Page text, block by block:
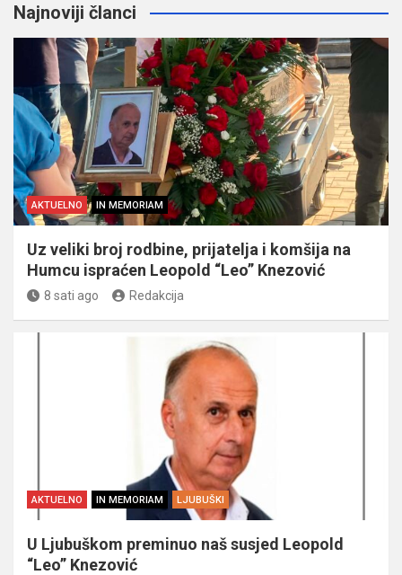
Najnoviji članci
AKTUELNO IN MEMORIAM
Uz veliki broj rodbine, prijatelja i komšija na
Humcu ispraćen Leopold “Leo” Knezović
8 sati ago Redakcija
AKTUELNO IN MEMORIAM LJUBUŠKI
U Ljubuškom preminuo naš susjed Leopold
“Leo” Knezović